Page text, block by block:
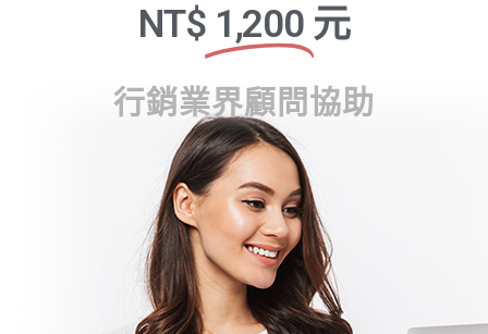
NT$ 1,200 元
行銷業界顧問協助